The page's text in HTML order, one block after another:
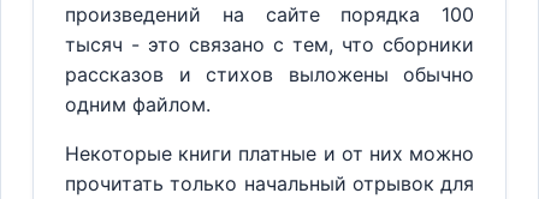
произведений на сайте порядка 100
тысяч - это связано с тем, что сборники
рассказов и стихов выложены обычно
одним файлом.
Некоторые книги платные и от них можно
прочитать только начальный отрывок для